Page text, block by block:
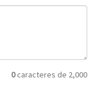
0caracteres de 2,000